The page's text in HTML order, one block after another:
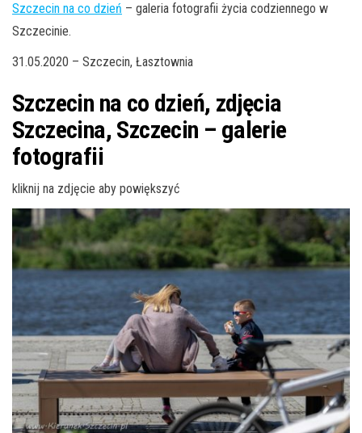
Szczecin na co dzień – galeria fotografii życia codziennego w
Szczecinie.
31.05.2020 – Szczecin, Łasztownia
Szczecin na co dzień, zdjęcia
Szczecina, Szczecin – galerie
fotografii
kliknij na zdjęcie aby powiększyć